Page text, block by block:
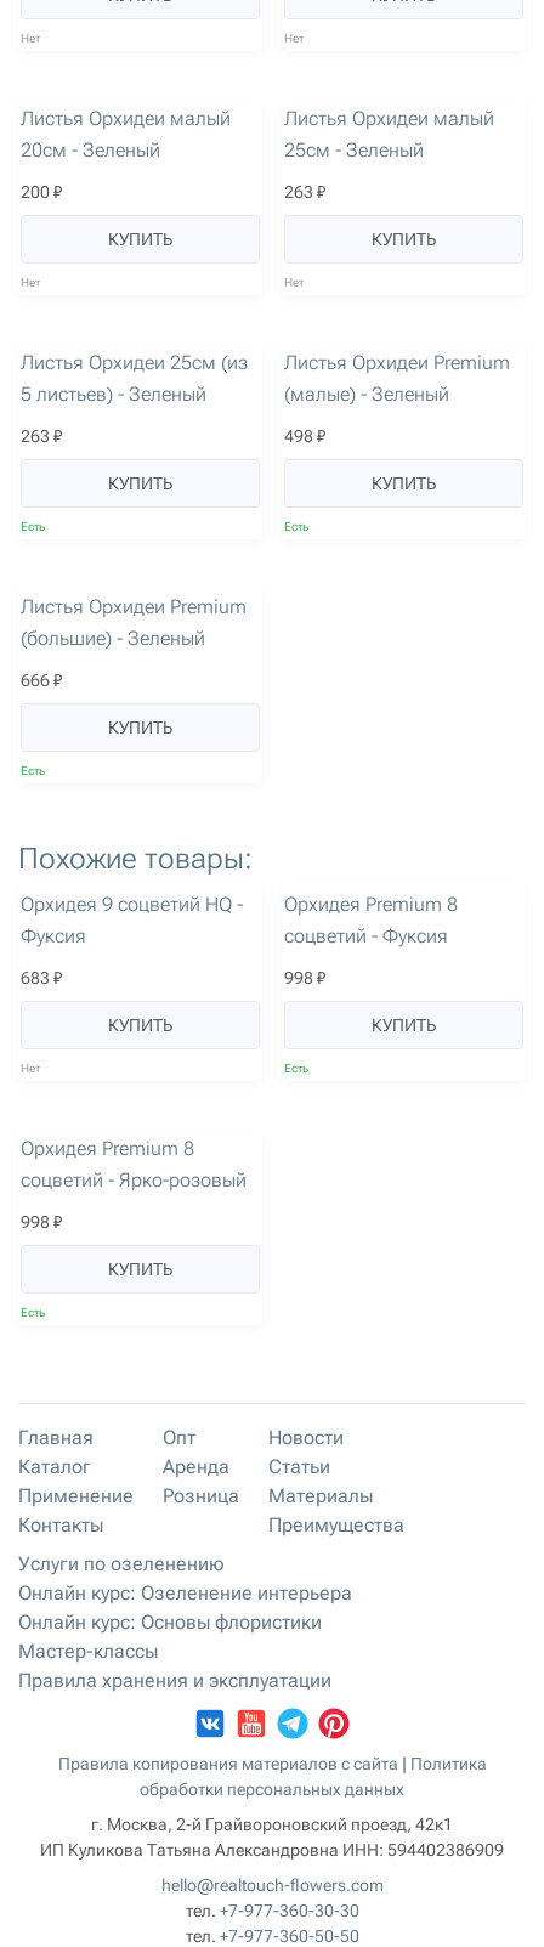
Нет Нет
Листья Орхидеи малый
20см - Зеленый
200 ₽
КУПИТЬ
Нет
Листья Орхидеи малый
25см - Зеленый
263 ₽
КУПИТЬ
Нет
Листья Орхидеи 25см (из
5 листьев) - Зеленый
263 ₽
КУПИТЬ
Есть
Листья Орхидеи Premium
(малые) - Зеленый
498 ₽
КУПИТЬ
Есть
Листья Орхидеи Premium
(большие) - Зеленый
666 ₽
КУПИТЬ
Есть
Похожие товары:
артикул: 36
Орхидея 9 соцветий HQ -
Фуксия
683 ₽
КУПИТЬ
Нет
Орхидея Premium 8
соцветий - Фуксия
998 ₽
КУПИТЬ
Есть
Орхидея Premium 8
соцветий - Ярко-розовый
998 ₽
КУПИТЬ
Есть
Главная
Каталог
Применение
Контакты
Опт
Аренда
Розница
Новости
Статьи
Материалы
Преимущества
Услуги по озеленению
Онлайн курс: Озеленение интерьера
Онлайн курс: Основы флористики
Мастер-классы
Правила хранения и эксплуатации
Правила копирования материалов с сайта | Политика
обработки персональных данных
г. Москва, 2-й Грайвороновский проезд, 42к1
ИП Куликова Татьяна Александровна ИНН: 594402386909
hello@realtouch-flowers.com
тел. +7-977-360-30-30
тел. +7-977-360-50-50